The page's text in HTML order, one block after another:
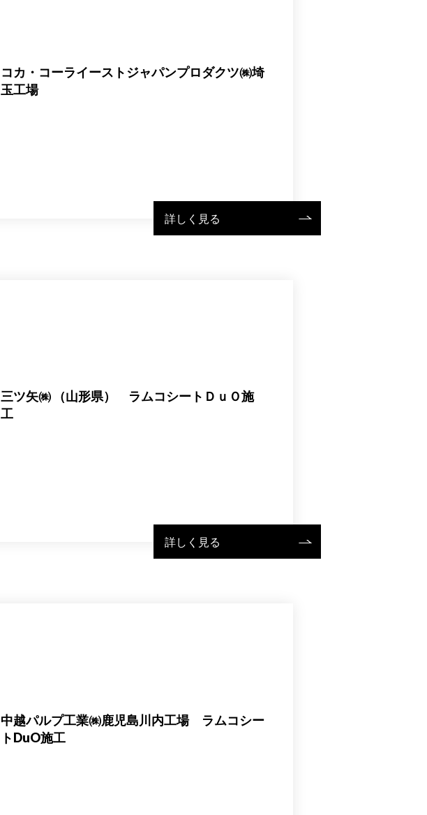
コカ・コーライーストジャパンプロダクツ㈱埼
玉工場
詳しく見る
三ツ矢㈱ （山形県） ラムコシートＤｕＯ施
工
詳しく見る
中越パルプ工業㈱鹿児島川内工場 ラムコシー
トDuO施工